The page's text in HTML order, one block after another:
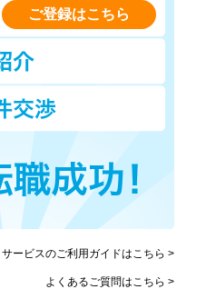
ご登録はこちら
サービスのご利用ガイドはこちら >
よくあるご質問はこちら >